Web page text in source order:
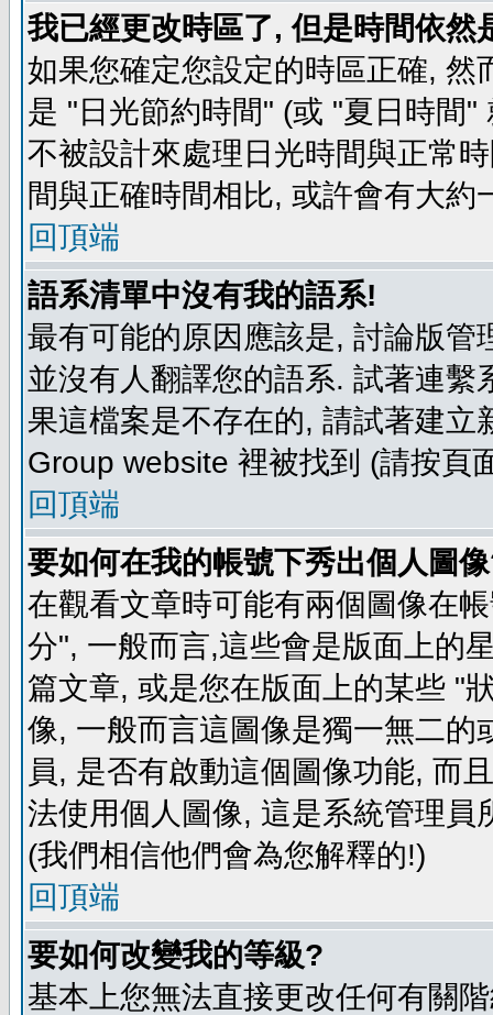
我已經更改時區了, 但是時間依然
如果您確定您設定的時區正確,
是 "日光節約時間" (或 "夏日時間
不被設計來處理日光時間與正常
間與正確時間相比, 或許會有大約
回頂端
語系清單中沒有我的語系!
最有可能的原因應該是, 討論版
並沒有人翻譯您的語系. 試著連
果這檔案是不存在的, 請試著建
Group website 裡被找到 (請按頁
回頂端
要如何在我的帳號下秀出個人圖
在觀看文章時可能有兩個圖像在
分", 一般而言,這些會是版面上的
篇文章, 或是您在版面上的某些 "
像, 一般而言這圖像是獨一無二
員, 是否有啟動這個圖像功能, 而
法使用個人圖像, 這是系統管理
(我們相信他們會為您解釋的!)
回頂端
要如何改變我的等級?
基本上您無法直接更改任何有關